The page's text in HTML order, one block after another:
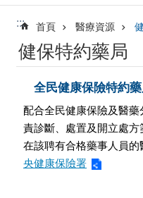
::: 首頁 醫療資源
健保特約藥局
全民健康保險特約
配合全民健康保險及醫
責診斷、處置及開立處
在該聘有合格藥事人員
央健康保險署